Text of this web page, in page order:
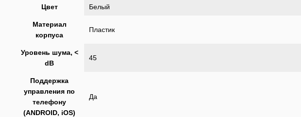
Цвет Белый
Материал
корпуса
Пластик
Уровень шума, <
dB
45
Поддержка
управления по
телефону
(ANDROID, iOS)
Да